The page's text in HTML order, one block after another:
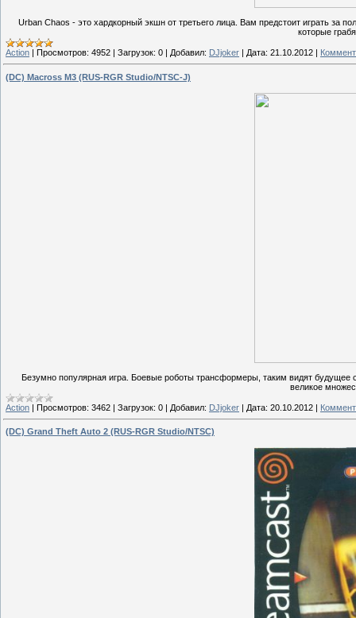
Urban Chaos - это хардкорный экшн от третьего лица. Вам предстоит играть за
которые
Action | Просмотров: 4952 | Загрузок: 0 | Добавил: DJjoker | Дата: 21.10.2012 |
(DC) Macross M3 (RUS-RGR Studio/NTSC-J)
Безумно популярная игра. Боевые роботы трансформеры, таким видят
великое
Action | Просмотров: 3462 | Загрузок: 0 | Добавил: DJjoker | Дата: 20.10.2012 |
(DC) Grand Theft Auto 2 (RUS-RGR Studio/NTSC)